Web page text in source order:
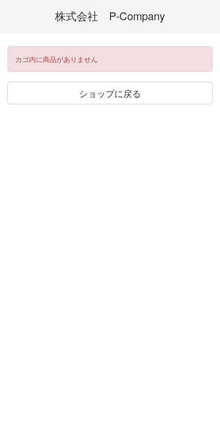
株式会社 P-Company
カゴ内に商品がありません
ショップに戻る